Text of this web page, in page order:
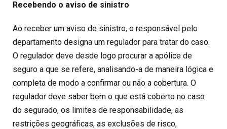
Recebendo o aviso de sinistro
Ao receber um aviso de sinistro, o responsável pelo
departamento designa um regulador para tratar do caso.
O regulador deve desde logo procurar a apólice de
seguro a que se refere, analisando-a de maneira lógica e
completa de modo a confirmar ou não a cobertura. O
regulador deve saber bem o que está coberto no caso
do segurado, os limites de responsabilidade, as
restrições geográficas, as exclusões de risco,